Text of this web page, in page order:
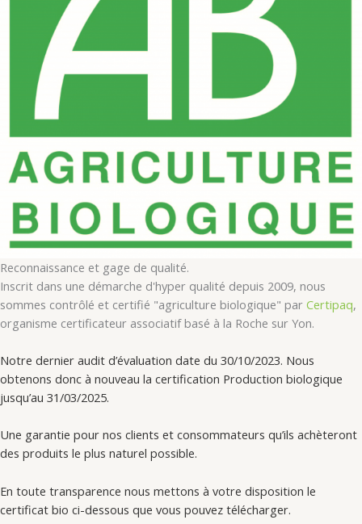
Reconnaissance et gage de qualité.
Inscrit dans une démarche d'hyper qualité depuis 2009, nous
sommes contrôlé et certifié "agriculture biologique" par Certipaq,
organisme certificateur associatif basé à la Roche sur Yon.
Notre dernier audit d’évaluation date du 30/10/2023. Nous
obtenons donc à nouveau la certification Production biologique
jusqu’au 31/03/2025.
Une garantie pour nos clients et consommateurs qu’ils achèteront
des produits le plus naturel possible.
En toute transparence nous mettons à votre disposition le
certificat bio ci-dessous que vous pouvez télécharger.